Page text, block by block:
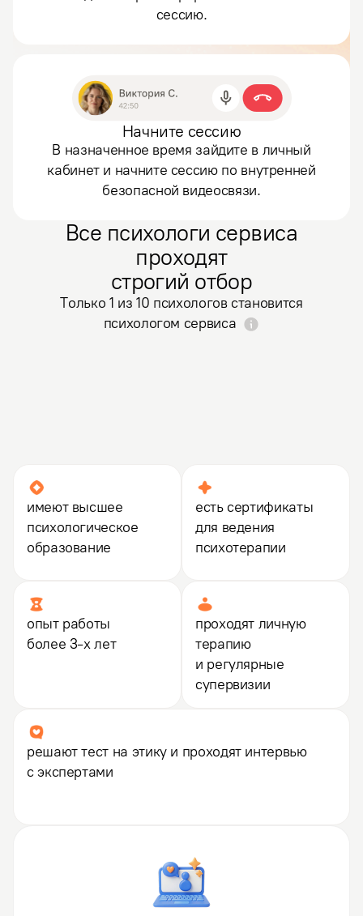
сессию.
Начните сессию
В назначенное время зайдите в личный
кабинет и начните сессию по внутренней
безопасной видеосвязи.
Все психологи сервиса
проходят
строгий отбор
Только 1 из 10 психологов становится
психологом сервиса
имеют высшее
психологическое
образование
есть сертификаты
для ведения
психотерапии
опыт работы
более 3-х лет
проходят личную
терапию
и регулярные
супервизии
решают тест на этику и проходят интервью
с экспертами